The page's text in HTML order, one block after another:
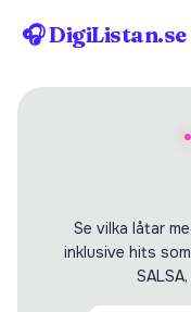
🎧 DigiListan.se
Se vilka låtar
inklusive hits som